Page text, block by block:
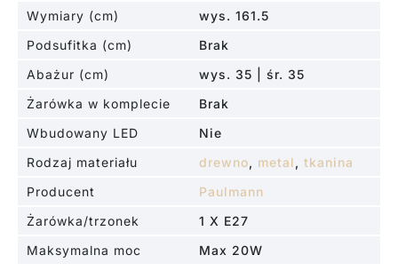
Wymiary (cm)
wys. 161.5
Podsufitka (cm)
Brak
Abażur (cm)
wys. 35 | śr. 35
Żarówka w komplecie
Brak
Wbudowany LED
Nie
Rodzaj materiału
drewno, metal , tkanina
Producent
Paulmann
Żarówka/trzonek
1 X E27
Maksymalna moc
Max 20W